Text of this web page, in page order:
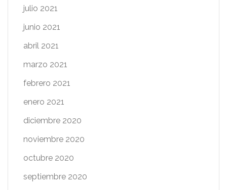
julio 2021
junio 2021
abril 2021
marzo 2021
febrero 2021
enero 2021
diciembre 2020
noviembre 2020
octubre 2020
septiembre 2020